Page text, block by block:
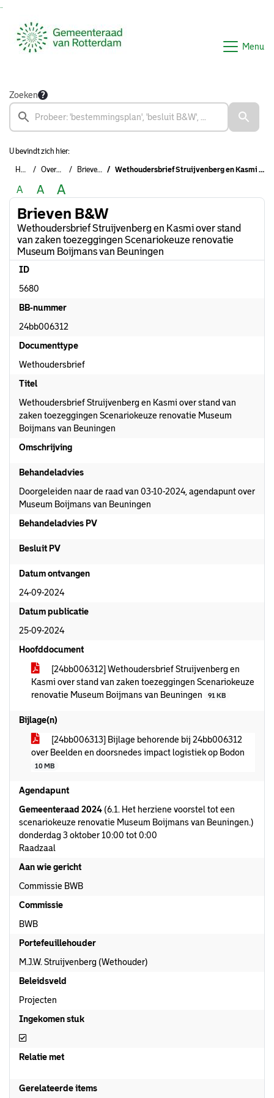
Menu
Zoeken
U bevindt zich hier:
Home Overzichten Brieven B&W Wethoudersbrief Struijvenberg en Kasmi over stand van zaken toezeggingen Scenariokeuze renovatie Museum Boijmans van Beuningen
A A A
Brieven B&W
Wethoudersbrief Struijvenberg en Kasmi over stand
van zaken toezeggingen Scenariokeuze renovatie
Museum Boijmans van Beuningen
ID
5680
BB-nummer
24bb006312
Documenttype
Wethoudersbrief
Titel
Wethoudersbrief Struijvenberg en Kasmi over stand van
zaken toezeggingen Scenariokeuze renovatie Museum
Boijmans van Beuningen
Omschrijving
Behandeladvies
Doorgeleiden naar de raad van 03-10-2024, agendapunt over
Museum Boijmans van Beuningen
Behandeladvies PV
Besluit PV
Datum ontvangen
24-09-2024
Datum publicatie
25-09-2024
Hoofddocument
[24bb006312] Wethoudersbrief Struijvenberg en
Kasmi over stand van zaken toezeggingen Scenariokeuze
renovatie Museum Boijmans van Beuningen
91 KB
Bijlage(n)
[24bb006313] Bijlage behorende bij 24bb006312
over Beelden en doorsnedes impact logistiek op Bodon
10 MB
Agendapunt
Gemeenteraad 2024 (6.1. Het herziene voorstel tot een
scenariokeuze renovatie Museum Boijmans van Beuningen.)
donderdag 3 oktober 10:00 tot 0:00
Raadzaal
Aan wie gericht
Commissie BWB
Commissie
BWB
Portefeuillehouder
M.J.W. Struijvenberg (Wethouder)
Beleidsveld
Projecten
Ingekomen stuk
Ingekomen stuk
Relatie met
Gerelateerde items